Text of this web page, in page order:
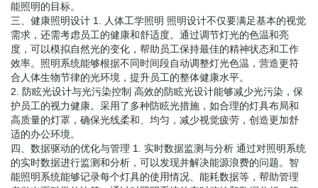
能照明的目标。
三、健康照明设计 1. 人体工学照明 照明设计不仅要满足基本的视觉
需求，还需考虑员工的健康和舒适度。通过调节灯光的色温和亮
度，可以模拟自然光的变化，帮助员工保持最佳的精神状态和工作
效率。照明系统能够根据不同时间段自动调整灯光色温，营造更符
合人体生物节律的光环境，提升员工的整体健康水平。
2. 防眩光设计与光污染控制 高效的防眩光设计能够减少光污染，保
护员工的视力健康。采用了多种防眩光措施，如合理的灯具布局和
高质量的灯罩，确保光线柔和、均匀，减少视觉疲劳，创造更加舒
适的办公环境。
四、数据驱动的优化与管理 1. 实时数据监测与分析 通过对照明系统
的实时数据进行监测和分析，可以发现并解决能源浪费的问题。智
能照明系统能够记录每个灯具的使用情况、能耗数据等，帮助管理